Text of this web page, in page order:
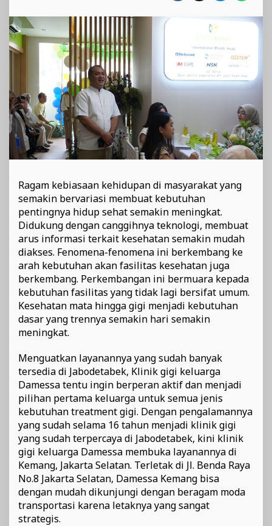
Melayani
Keluarga
Anda
dengan
Layanannya
yang
Top
Ragam kebiasaan kehidupan di masyarakat yang
semakin bervariasi membuat kebutuhan
pentingnya hidup sehat semakin meningkat.
Didukung dengan canggihnya teknologi, membuat
arus informasi terkait kesehatan semakin mudah
diakses. Fenomena-fenomena ini berkembang ke
arah kebutuhan akan fasilitas kesehatan juga
berkembang. Perkembangan ini bermuara kepada
kebutuhan fasilitas yang tidak lagi bersifat umum.
Kesehatan mata hingga gigi menjadi kebutuhan
dasar yang trennya semakin hari semakin
meningkat.
Menguatkan layanannya yang sudah banyak
tersedia di Jabodetabek, Klinik gigi keluarga
Damessa tentu ingin berperan aktif dan menjadi
pilihan pertama keluarga untuk semua jenis
kebutuhan treatment gigi. Dengan pengalamannya
yang sudah selama 16 tahun menjadi klinik gigi
yang sudah terpercaya di Jabodetabek, kini klinik
gigi keluarga Damessa membuka layanannya di
Kemang, Jakarta Selatan. Terletak di Jl. Benda Raya
No.8 Jakarta Selatan, Damessa Kemang bisa
dengan mudah dikunjungi dengan beragam moda
transportasi karena letaknya yang sangat
strategis.